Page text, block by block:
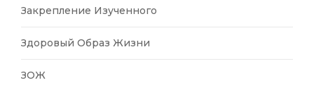
Закрепление Изученного
Здоровый Образ Жизни
ЗОЖ